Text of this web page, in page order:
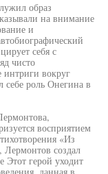
образ
на внимание
и
себя с
чисто
интриги вокруг
роль Онегина в
восприятием
«Из
Лермонтов создал
герой уходит